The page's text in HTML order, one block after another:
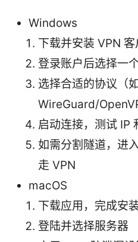
Windows
下载并安装 VPN 客
登录账户后选择一
选择合适的协议（
WireGuard/
启动连接，测试 IP
如需分割隧道，进
走 VPN
macOS
下载应用，完成安
登陆并选择服务器